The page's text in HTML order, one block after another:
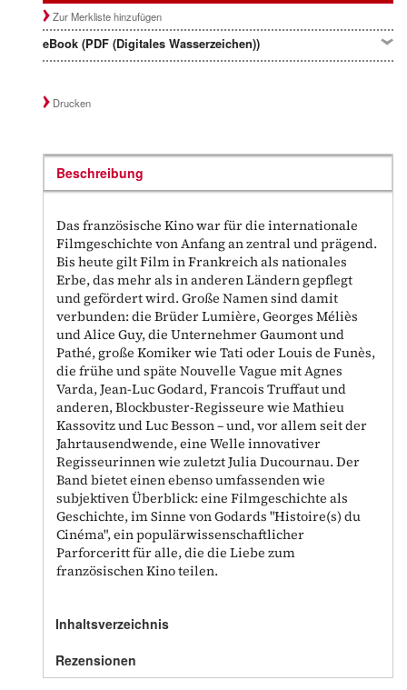
Zur Merkliste hinzufügen
eBook (PDF (Digitales Wasserzeichen))
Drucken
Beschreibung
Das französische Kino war für die internationale
Filmgeschichte von Anfang an zentral und prägend.
Bis heute gilt Film in Frankreich als nationales
Erbe, das mehr als in anderen Ländern gepflegt
und gefördert wird. Große Namen sind damit
verbunden: die Brüder Lumière, Georges Méliès
und Alice Guy, die Unternehmer Gaumont und
Pathé, große Komiker wie Tati oder Louis de Funès,
die frühe und späte Nouvelle Vague mit Agnes
Varda, Jean-Luc Godard, Francois Truffaut und
anderen, Blockbuster-Regisseure wie Mathieu
Kassovitz und Luc Besson – und, vor allem seit der
Jahrtausendwende, eine Welle innovativer
Regisseurinnen wie zuletzt Julia Ducournau. Der
Band bietet einen ebenso umfassenden wie
subjektiven Überblick: eine Filmgeschichte als
Geschichte, im Sinne von Godards "Histoire(s) du
Cinéma", ein populärwissenschaftlicher
Parforceritt für alle, die die Liebe zum
französischen Kino teilen.
Inhaltsverzeichnis
Rezensionen